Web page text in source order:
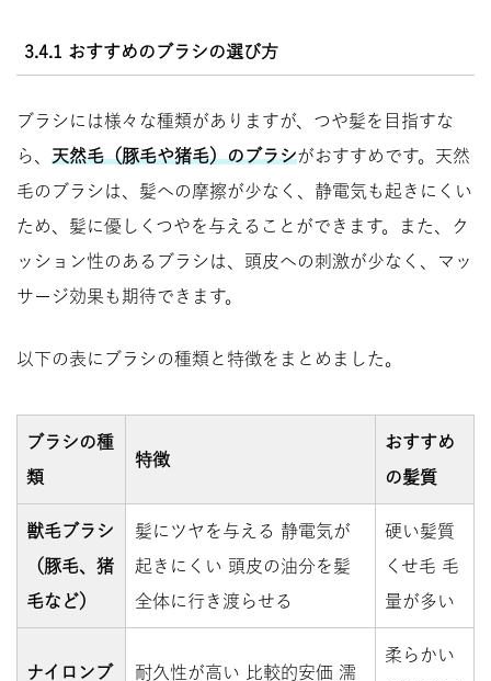
3.4.1 おすすめのブラシの選び方
ブラシには様々な種類がありますが、つや髪を目指すな
ら、 天然毛（豚毛や猪毛）のブラシがおすすめです。天然
毛のブラシは、髪への摩擦が少なく、静電気も起きにくい
ため、髪に優しくつやを与えることができます。また、ク
ッション性のあるブラシは、頭皮への刺激が少なく、マッ
サージ効果も期待できます。
以下の表にブラシの種類と特徴をまとめました。
ブラシの種
類
特徴
おすすめ
の髪質
獣毛ブラシ
（豚毛、猪
毛など）
髪にツヤを与える 静電気が
起きにくい 頭皮の油分を髪
全体に行き渡らせる
硬い髪質
くせ毛 毛
量が多い
ナイロンブ
耐久性が高い 比較的安価 濡
柔らかい